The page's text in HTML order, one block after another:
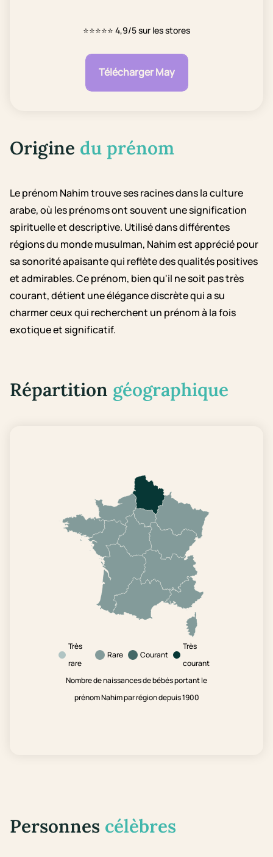
⭐⭐⭐⭐⭐ 4,9/5 sur les stores
Télécharger May
Origine du prénom
Le prénom Nahim trouve ses racines dans la culture
arabe, où les prénoms ont souvent une signification
spirituelle et descriptive. Utilisé dans différentes
régions du monde musulman, Nahim est apprécié pour
sa sonorité apaisante qui reflète des qualités positives
et admirables. Ce prénom, bien qu'il ne soit pas très
courant, détient une élégance discrète qui a su
charmer ceux qui recherchent un prénom à la fois
exotique et significatif.
Répartition géographique
Très
rare
Rare Courant
Très
courant
Nombre de naissances de bébés portant le
prénom Nahim par région depuis 1900
Personnes célèbres